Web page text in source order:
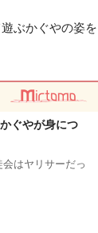
ぶかぐやの姿を
ぐやが身につ
はヤリサーだっ